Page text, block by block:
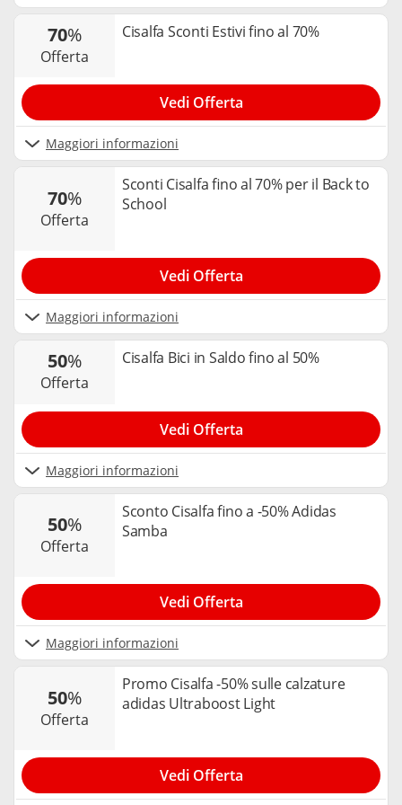
70%
offerta
Cisalfa Sconti Estivi fino al 70%
Maggiori informazioni
Vedi Offerta
70%
offerta
Sconti Cisalfa fino al 70% per il Back to
School
Maggiori informazioni
Vedi Offerta
50%
offerta
Cisalfa Bici in Saldo fino al 50%
Maggiori informazioni
Vedi Offerta
50%
offerta
Sconto Cisalfa fino a -50% Adidas
Samba
Maggiori informazioni
Vedi Offerta
50%
offerta
Promo Cisalfa -50% sulle calzature
adidas Ultraboost Light
Vedi Offerta